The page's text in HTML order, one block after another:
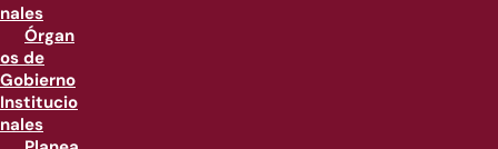
nales
Órgan
os de
Gobierno
Institucio
nales